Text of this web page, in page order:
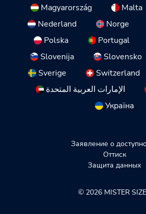
Magyarország
Malta
Nederland
Norge
Polska
Portugal
Slovenija
Slovensko
Sverige
Switzerland
الإمارات العربية المتحدة
Україна
Заявление о
Оттиск
Защита данных
© 2026 MISTER SIZE